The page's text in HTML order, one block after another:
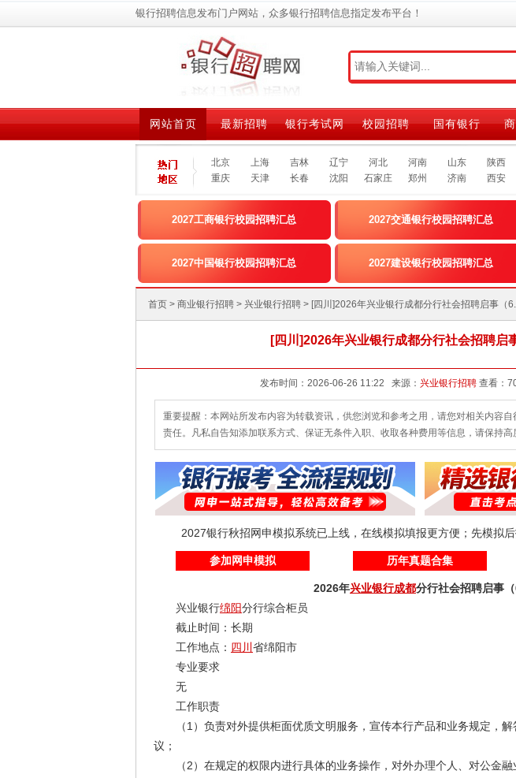
银行招聘信息发布门户网站，众多银行招聘信息指定发布平台！
网站首页 最新招聘 银行考试网 校园招聘 国有银行
北京 上海 吉林 辽宁 河北 河南 山东 陕西
重庆
天津 长春 沈阳 石家庄 郑州 济南 西安
2027工商银行校园招聘汇总 2027交通银行校园招聘汇总
2027中国银行校园招聘汇总 2027建设银行校园招聘汇总
首页 > 商业银行招聘 > 兴业银行招聘 > [四川]2026年兴业银行成都分行社会招聘启事（
[四川]2026年兴业银行成都分行社会招聘启
发布时间：2026-06-26 11:22 来源： 兴业银行招聘 查看：
重要提醒：本网站所发布内容为转载资讯，供您浏览和参考之用，请您对相关内容
责任。凡私自告知添加联系方式、保证无条件入职、收取各种费用等信息，请保持高
2027银行秋招网申模拟系统已上线，在线模拟填报更方便；先模拟
参加网申模拟 历年真题合集
2026年兴业银行成都分行社会招聘启事（
兴业银行绵阳分行综合柜员
截止时间：长期
工作地点： 四川 省绵阳市
专业要求
无
工作职责
（1）负责对外提供柜面优质文明服务，宣传本行产品和业务规定，解
议；
（2）在规定的权限内进行具体的业务操作，对外办理个人、对公金融